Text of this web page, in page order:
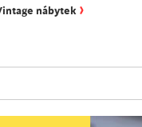
nábytek ›